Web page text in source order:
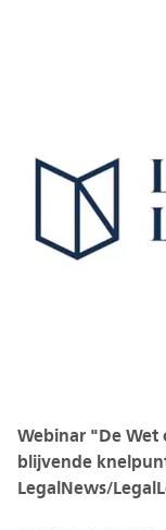
Webinar "De Wet
blijvende
LegalNews/